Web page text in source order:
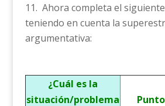
Ahora completa el
teniendo en cuenta la
argumentativa:
¿Cuál es la
situación/problema